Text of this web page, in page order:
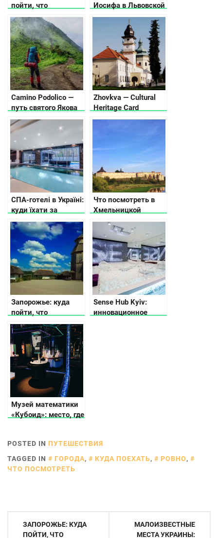
пойти, что
посмотреть, где
остановиться
Иосифа в Львовской
области
Camino Podolico —
путь святого Якова
Zhovkva — Cultural
Heritage Card
СПА-готелі в Україні:
куди їхати за
релаксом
Что посмотреть в
Хмельницкой
области
Запорожье: куда
пойти, что
посмотреть и где
остановиться
Sense Hub Kyiv:
инновационное
Музей математики
«Кубоид»: место, где
POSTED IN ПУТЕШЕСТВИЯ
TAGGED IN
ГОРОДА, КУДА ПОЕХАТЬ, РОВНО,
ЧТО ПОСМОТРЕТЬ
Навигация
ЗАПОРОЖЬЕ: КУДА
ПОЙТИ, ЧТО
МАЛОИЗВЕСТНЫЕ
МЕСТА УКРАИНЫ: